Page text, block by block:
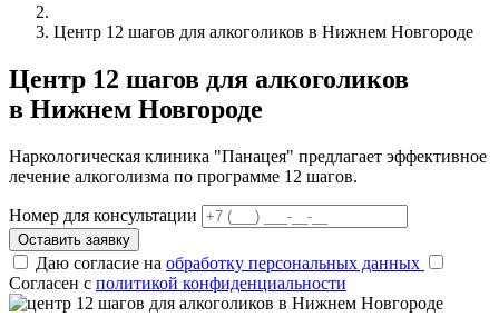
Центр 12 шагов для алкоголиков в Нижнем Новгороде
Центр 12 шагов для алкоголиков
в Нижнем Новгороде
Наркологическая клиника "Панацея" предлагает эффективное
лечение алкоголизма по программе 12 шагов.
Номер для консультации
Оставить заявку
Даю согласие на обработку персональных данных
Согласен с политикой конфиденциальности